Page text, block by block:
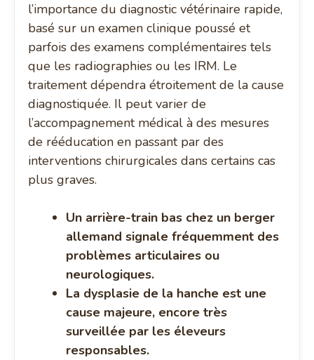
l’importance du diagnostic vétérinaire rapide,
basé sur un examen clinique poussé et
parfois des examens complémentaires tels
que les radiographies ou les IRM. Le
traitement dépendra étroitement de la cause
diagnostiquée. Il peut varier de
l’accompagnement médical à des mesures
de rééducation en passant par des
interventions chirurgicales dans certains cas
plus graves.
Un arrière-train bas chez un berger
allemand signale fréquemment des
problèmes articulaires ou
neurologiques.
La dysplasie de la hanche est une
cause majeure, encore très
surveillée par les éleveurs
responsables.